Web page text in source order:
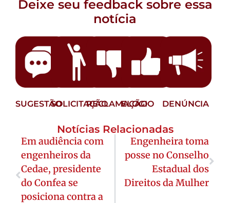
Deixe seu feedback sobre essa
notícia
SUGESTÃOSOLICITAÇÃORECLAMAÇÃO
ELOGIO DENÚNCIA
Notícias Relacionadas
Em audiência com
engenheiros da
Cedae, presidente
do Confea se
posiciona contra a
Engenheira toma
posse no Conselho
Estadual dos
Direitos da Mulher